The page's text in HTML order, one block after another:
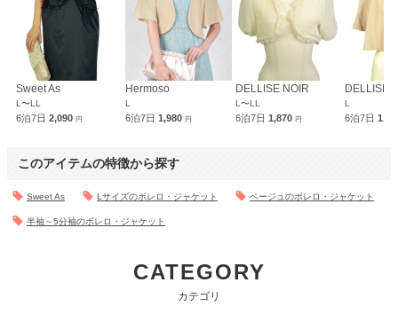
Sweet As
L〜LL
6泊7日 2,090 円
Hermoso
L
6泊7日1,980円
DELLISE NOIR
L〜LL
6泊7日 1,870 円
DELLISE
L
6泊7日
このアイテムの特徴から探す
Sweet As Lサイズのボレロ・ジャケット ベージュのボレロ・ジャケット
半袖～5分袖のボレロ・ジャケット
CATEGORY
カテゴリ